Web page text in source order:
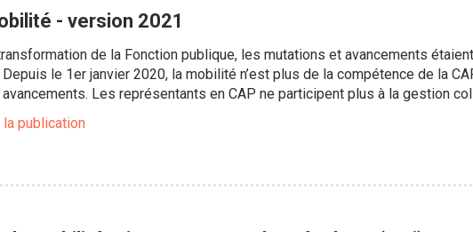
- version 2021
de la Fonction publique, les mutations et avancements
le 1er janvier 2020, la mobilité n’est plus de la compétence de la
Les représentants en CAP ne participent plus à la gestion
publication